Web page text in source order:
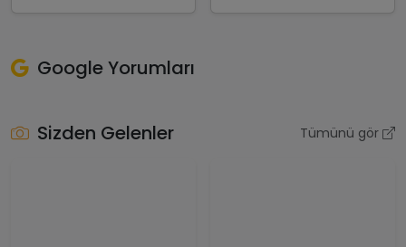
Google Yorumları
Sizden Gelenler Tümünü gör